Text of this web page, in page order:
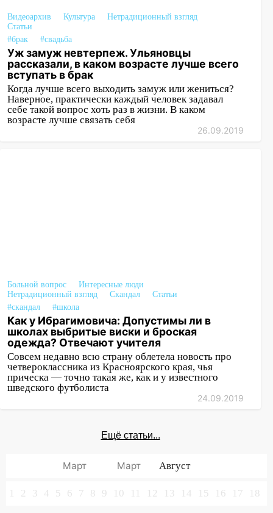
Видеоархив Культура
Нетрадиционный взгляд
Статьи
#брак
#свадьба
Уж замуж невтерпеж. Ульяновцы
рассказали, в каком возрасте лучше всего
вступать в брак
Когда лучше всего выходить замуж или жениться?
Наверное, практически каждый человек задавал
себе такой вопрос хоть раз в жизни. В каком
возрасте лучше связать себя
26.09.2019
Больной вопрос
Интересные люди
Нетрадиционный взгляд
Скандал
Статьи
#скандал
#школа
Как у Ибрагимовича: Допустимы ли в
школах выбритые виски и броская
одежда? Отвечают учителя
Совсем недавно всю страну облетела новость про
четвероклассника из Красноярского края, чья
прическа — точно такая же, как и у известного
шведского футболиста
24.09.2019
Ещё статьи...
Март Март Август
1 2 3 4 5 6 7 8 9 10 11 12 13 14 15 16 17 18